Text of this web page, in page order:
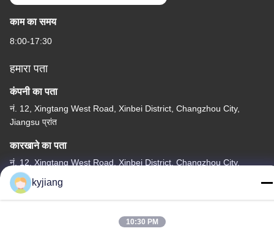
काम का समय
8:00-17:30
हमारा पता
कंपनी का पता
नं. 12, Xingtang West Road, Xinbei District, Changzhou City,
Jiangsu प्रांत
कारखाने का पता
नं. 12, Xingtang West Road, Xinbei District, Changzhou City,
Jiangsu प्रांत
टेलीफोन
kyjiang
10:30 PM